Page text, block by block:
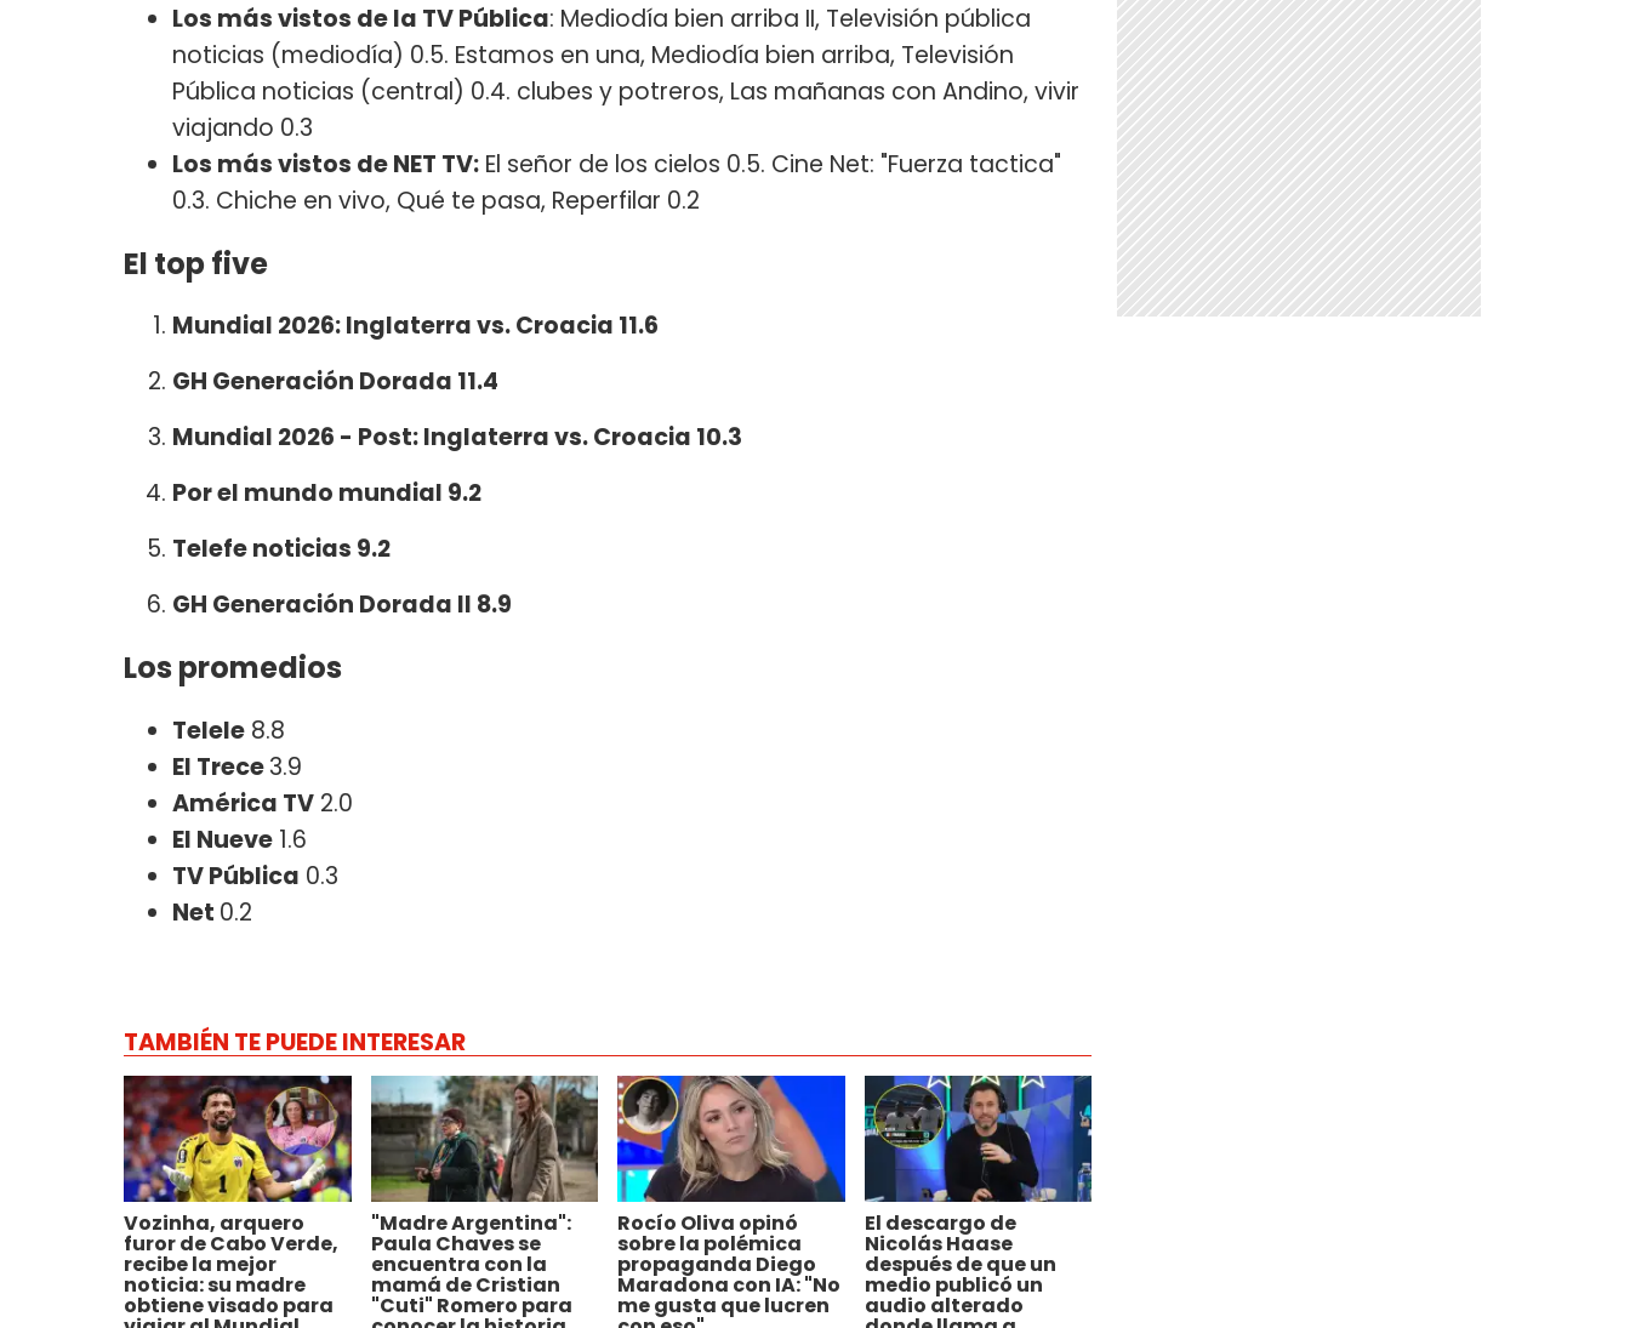
Los más vistos de la TV Pública: Mediodía bien arriba II, Televisión pública
noticias (mediodía) 0.5. Estamos en una, Mediodía bien arriba, Televisión
Pública noticias (central) 0.4. clubes y potreros, Las mañanas con Andino, vivir
viajando 0.3
Los más vistos de NET TV: El señor de los cielos 0.5. Cine Net: "Fuerza tactica"
0.3. Chiche en vivo, Qué te pasa, Reperfilar 0.2
El top five
Mundial 2026: Inglaterra vs. Croacia 11.6
GH Generación Dorada 11.4
Mundial 2026 - Post: Inglaterra vs. Croacia 10.3
Por el mundo mundial 9.2
Telefe noticias 9.2
GH Generación Dorada II 8.9
Los promedios
Telele 8.8
El Trece3.9
América TV 2.0
El Nueve 1.6
TV Pública 0.3
Net 0.2
TAMBIÉN TE PUEDE INTERESAR
Vozinha, arquero
furor de Cabo Verde,
recibe la mejor
noticia: su madre
obtiene visado para
"Madre Argentina":
Paula Chaves se
encuentra con la
mamá de Cristian
"Cuti" Romero para
Rocío Oliva opinó
sobre la polémica
propaganda Diego
Maradona con IA: "No
me gusta que lucren
El descargo de
Nicolás Haase
después de que un
medio publicó un
audio alterado